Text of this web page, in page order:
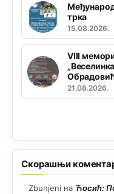
трка
15.08.2026.
VIII
21.08.2026.
Скорашњи
Zbunjeni на Ћосић: